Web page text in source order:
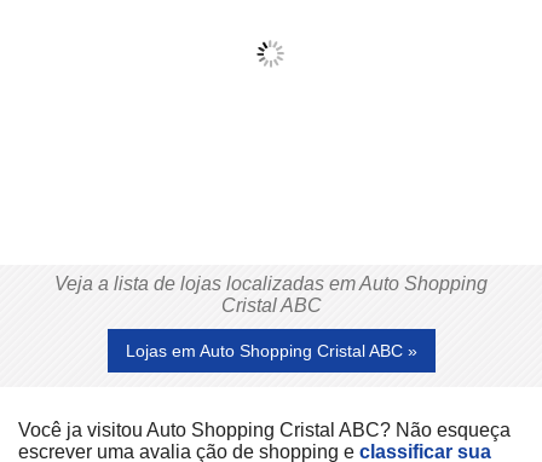
Veja a lista de lojas localizadas em Auto Shopping
Cristal ABC
Lojas em Auto Shopping Cristal ABC »
Você ja visitou Auto Shopping Cristal ABC? Não esqueça
escrever uma avalia ção de shopping e classificar sua